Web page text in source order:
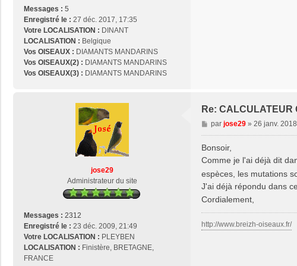
u
u
Messages : 5
Enregistré le : 27 déc. 2017, 17:35
Votre LOCALISATION : DINANT
LOCALISATION : Belgique
Vos OISEAUX : DIAMANTS MANDARINS
Vos OISEAUX(2) : DIAMANTS MANDARINS
Vos OISEAUX(3) : DIAMANTS MANDARINS
jose29
Administrateur du site
Messages : 2312
Enregistré le : 23 déc. 2009, 21:49
Votre LOCALISATION : PLEYBEN
LOCALISATION : Finistère, BRETAGNE,
FRANCE
Re: CALCULATEUR
M
e
a
g
e
par jose29» 26 janv.
Bonsoir,
Comme je l'ai déjà dit
espèces, les mutations
J'ai déjà répondu dans
Cordialement,
http://www.breizh-oiseaux.fr/